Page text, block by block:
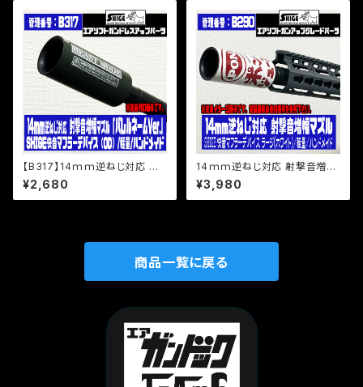
【B317】14ｍｍ逆ねじ対応 射
撃音増幅マズル「バレルネームV
er.」 SHIGE快音マフラーデバイ
ス（OD）/軽量/ハンドメイド/ス
¥2,680
14ｍｍ逆ねじ対応 射撃音増幅
マズル/SHIGE 快音マフラーデ
バイス ラージ（ホワイト）/軽量/
ハンドメイド
¥3,980
商品一覧に戻る